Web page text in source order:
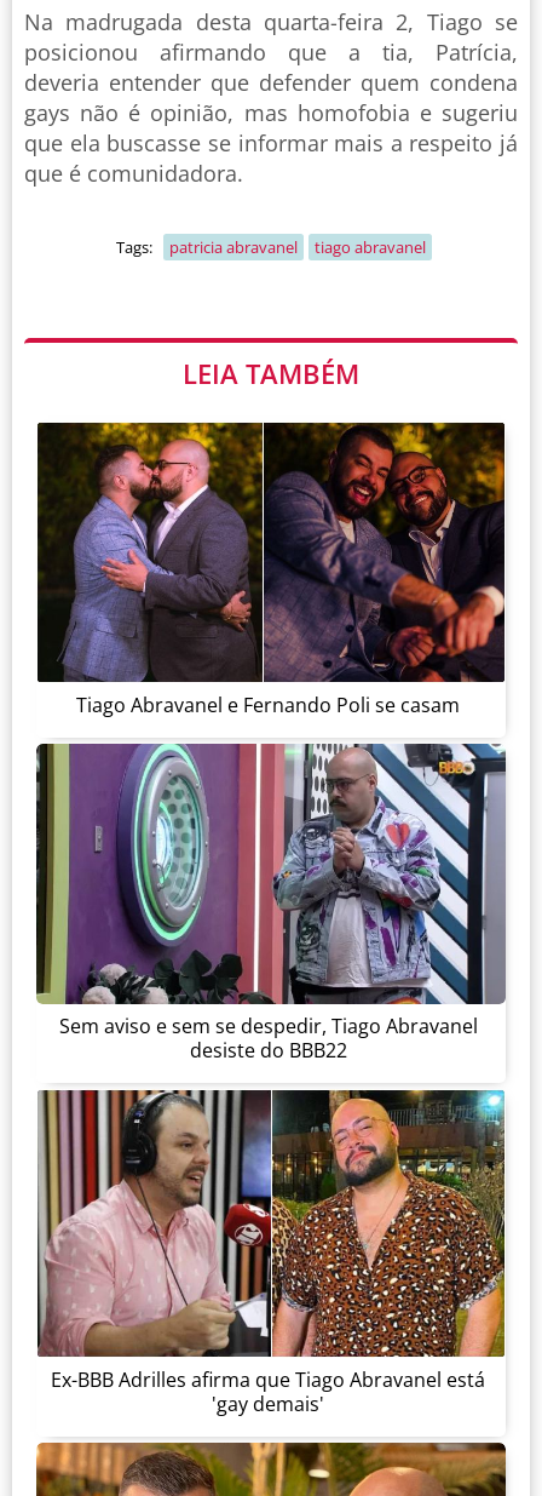
Na madrugada desta quarta-feira 2, Tiago se
posicionou afirmando que a tia, Patrícia,
deveria entender que defender quem condena
gays não é opinião, mas homofobia e sugeriu
que ela buscasse se informar mais a respeito já
que é comunidadora.
Tags: patricia abravanel tiago abravanel
LEIA TAMBÉM
Tiago Abravanel e Fernando Poli se casam
Sem aviso e sem se despedir, Tiago Abravanel
desiste do BBB22
Ex-BBB Adrilles afirma que Tiago Abravanel está
'gay demais'